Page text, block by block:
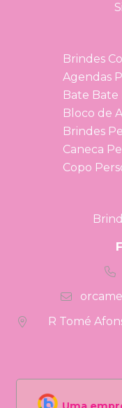
Brindes
Agendas
Bate Bate
Bloco de
Brindes
Caneca
Copo
R Tomé